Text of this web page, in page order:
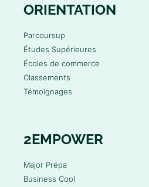
ORIENTATION
Parcoursup
Études Supérieures
Écoles de commerce
Classements
Témoignages
2EMPOWER
Major Prépa
Business Cool